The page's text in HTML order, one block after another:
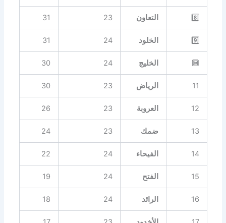
8️⃣ التعاون 23
31
9️⃣ الخلود 24
31
🔟 الخليج 24
30
11 الرياض 23
30
12 العروبة 23
26
13 ضمك 23
24
14 الفيحاء 24
22
15 الفتح 24
19
16 الرائد 24
18